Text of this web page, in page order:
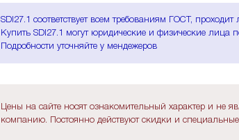
SDI27.1 соответствует всем требованиям ГОСТ,
Купить SDI27.1 могут юридические и физические лица
Подробности уточняйте у мендежеров
Цены на сайте носят ознакомительный характер и
компанию. Постоянно действуют скидки и